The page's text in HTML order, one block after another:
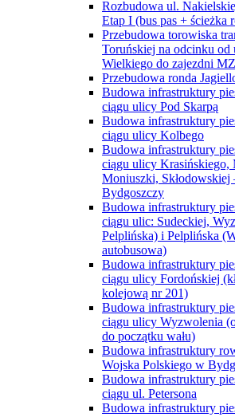
Rozbudowa ul.
Etap I (bus pas + ścieżka
Przebudowa torowiska
Toruńskiej na odcinku od
Wielkiego do zajezdni
Przebudowa ronda
Budowa infrastruktury
ciągu ulicy Pod Skarpą
Budowa infrastruktury
ciągu ulicy Kolbego
Budowa infrastruktury
ciągu ulicy Krasińskiego,
Moniuszki,
Bydgoszczy
Budowa infrastruktury
ciągu ulic: Sudeckiej,
Pelplińska) i Pelplińska
autobusowa)
Budowa infrastruktury
ciągu ulicy Fordońskiej
kolejową nr 201)
Budowa infrastruktury
ciągu ulicy Wyzwolenia
do początku wału)
Budowa infrastruktury
Wojska Polskiego w
Budowa infrastruktury
ciągu ul. Petersona
Budowa infrastruktury